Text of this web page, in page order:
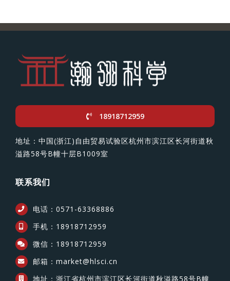
18918712959
地址：中国(浙江)自由贸易试验区杭州市滨江区长河街道秋
溢路58号B幢十层B1009室
联系我们
电话：0571-63368886
手机：18918712959
微信：18918712959
邮箱：market@hlsci.cn
地址：浙江省杭州市滨江区长河街道秋溢路58号B幢